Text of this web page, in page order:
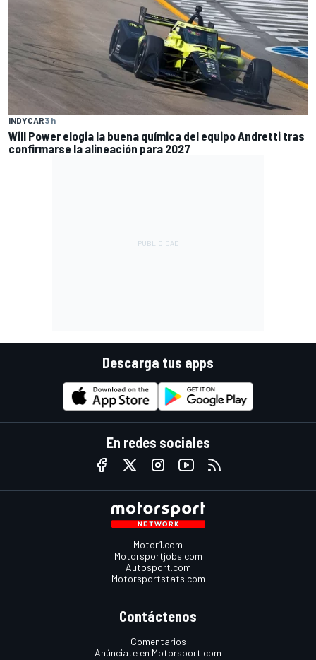
INDYCAR3 h
Will Power elogia la buena química del equipo Andretti tras
confirmarse la alineación para 2027
Descarga tus apps
En redes sociales
Motor1.com
Motorsportjobs.com
Autosport.com
Motorsportstats.com
Contáctenos
Comentarios
Anúnciate en Motorsport.com